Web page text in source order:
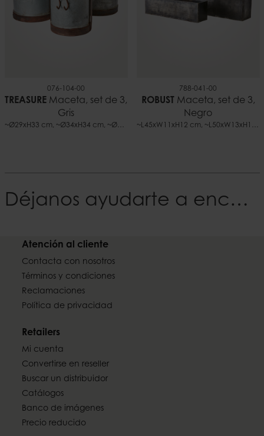
076-104-00
TREASURE Maceta, set de 3,
Gris
~Ø29xH33 cm, ~Ø34xH34 cm, ~Ø34xH40 cm
788-041-00
ROBUST Maceta, set de 3,
Negro
~L45xW11xH12 cm, ~L50xW13xH16 cm, ~L56xW16xH21 cm
Déjanos ayudarte a encontrar tu Estilo
Atención al cliente
Contacta con nosotros
Términos y condiciones
Reclamaciones
Política de privacidad
Retailers
Mi cuenta
Convertirse en reseller
Buscar un distribuidor
Catálogos
Banco de imágenes
Precio reducido